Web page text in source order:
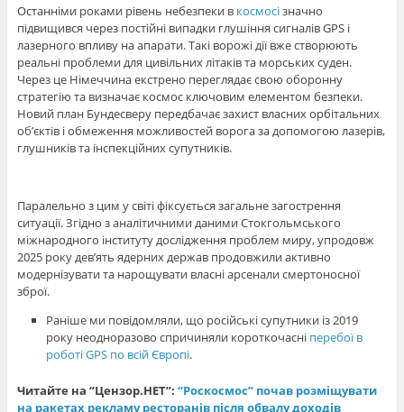
Останніми роками рівень небезпеки в космосізначно
підвищився через постійні випадки глушіння сигналів GPS і
лазерного впливу на апарати. Такі ворожі дії вже створюють
реальні проблеми для цивільних літаків та морських суден.
Через це Німеччина екстрено переглядає свою оборонну
стратегію та визначає космос ключовим елементом безпеки.
Новий план Бундесверу передбачає захист власних орбітальних
об’єктів і обмеження можливостей ворога за допомогою лазерів,
глушників та інспекційних супутників.
Паралельно з цим у світі фіксується загальне загострення
ситуації. Згідно з аналітичними даними Стокгольмського
міжнародного інституту дослідження проблем миру, упродовж
2025 року дев’ять ядерних держав продовжили активно
модернізувати та нарощувати власні арсенали смертоносної
зброї.
Раніше ми повідомляли, що російські супутники із 2019
року неодноразово спричиняли короткочасні перебої в
роботі GPS по всій Європі.
Читайте на “Цензор.НЕТ”: “Роскосмос” почав розміщувати
на ракетах рекламу ресторанів після обвалу доходів